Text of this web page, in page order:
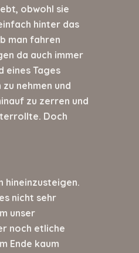
obwohl sie
hinter das
man fahren
da auch immer
eines Tages
nehmen und
zu zerren und
Doch
hineinzusteigen.
nicht sehr
unser
noch etliche
Ende kaum